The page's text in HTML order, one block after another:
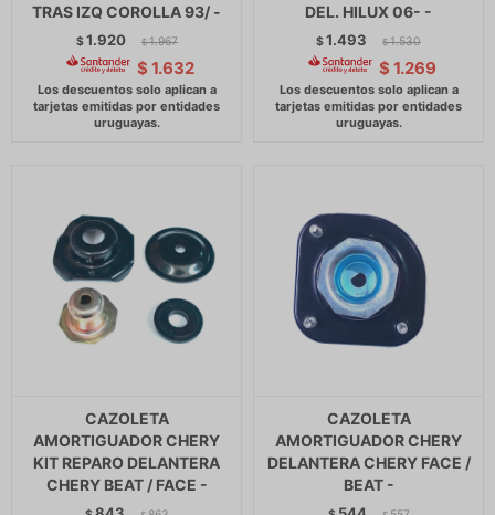
TRAS IZQ COROLLA 93/ -
$1.920 $ 1.967
$ 1.632
DEL. HILUX 06- -
$1.493 $ 1.530
$ 1.269
CAZOLETA
AMORTIGUADOR CHERY
KIT REPARO DELANTERA
CHERY BEAT / FACE -
CAZOLETA
AMORTIGUADOR CHERY
DELANTERA CHERY FACE /
BEAT -